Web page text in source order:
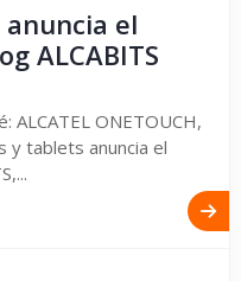
anuncia el
ALCABITS
ALCATEL ONETOUCH,
y tablets anuncia el